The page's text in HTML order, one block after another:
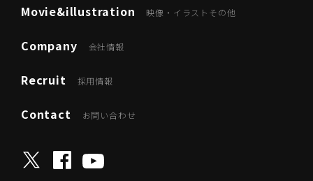
Movie&illustration 映像・イラストその他
Company 会社情報
Recruit 採用情報
Contact お問い合わせ